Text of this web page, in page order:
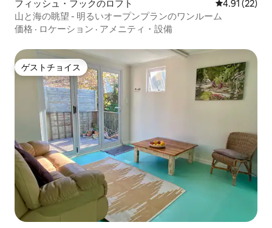
フィッシュ・フックのロフト レビュー22
4.91 (22)
山と海の眺望 - 明るいオープンプランのワンルーム
価格 · ロケーション · アメニティ・設備
ゲストチョイス
ゲストチョイス